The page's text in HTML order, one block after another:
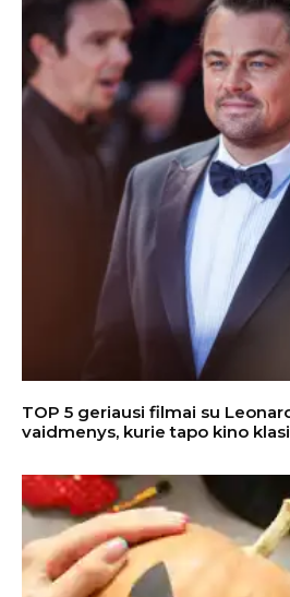
TOP 5 geriausi filmai su
vaidmenys, kurie tapo kino